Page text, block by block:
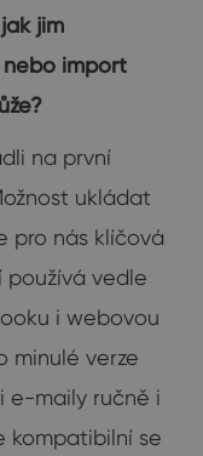
jim
import
na první
ukládat
pro nás klíčová
používá vedle
i webovou
minulé verze
e-maily ručně i
kompatibilní se